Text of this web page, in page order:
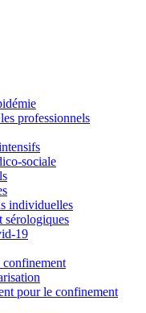
professionnels
sociale
individuelles
sérologiques
19
confinement
pour le confinement